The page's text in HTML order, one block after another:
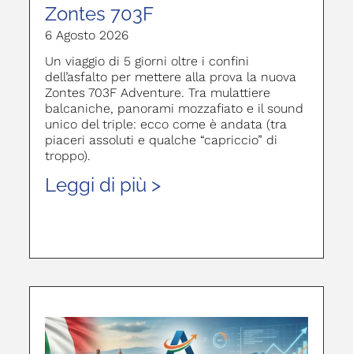
Zontes 703F
6 Agosto 2026
Un viaggio di 5 giorni oltre i confini
dell’asfalto per mettere alla prova la nuova
Zontes 703F Adventure. Tra mulattiere
balcaniche, panorami mozzafiato e il sound
unico del triple: ecco come è andata (tra
piaceri assoluti e qualche “capriccio” di
troppo).
Leggi di più >